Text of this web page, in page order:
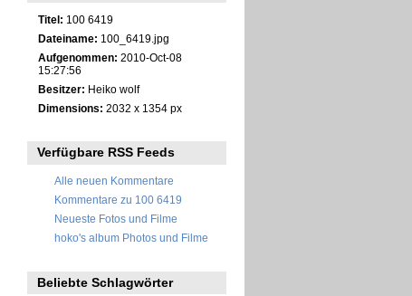
Titel: 100 6419
Dateiname: 100_6419.jpg
Aufgenommen: 2010-Oct-08
15:27:56
Besitzer: Heiko wolf
Dimensions: 2032 x 1354 px
Verfügbare RSS Feeds
Alle neuen Kommentare
Kommentare zu 100 6419
Neueste Fotos und Filme
hoko's album Photos und Filme
Beliebte Schlagwörter